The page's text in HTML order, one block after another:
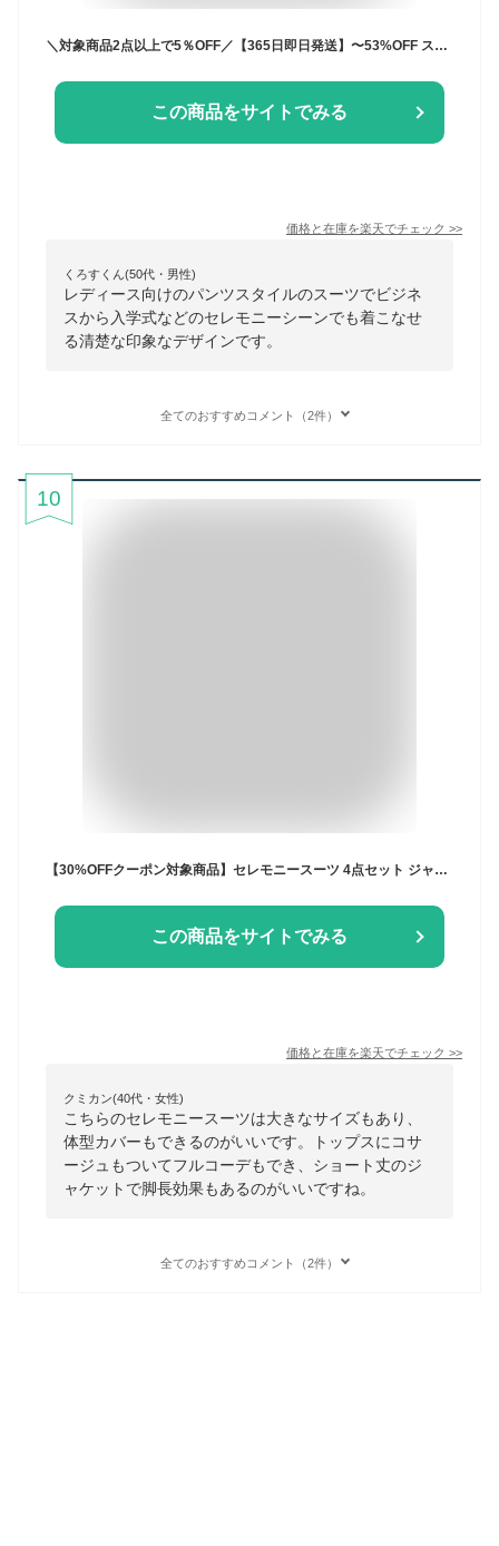
＼対象商品2点以上で5％OFF／【365日即日発送】〜53%OFF スーツ レディース ビジネス セットアップ 洗える パンツスーツ ロングジャケット 春夏秋冬対応 ストレッチ 大きいサイズ 30代 40代 50代 通勤 面接 セレモニー オフィス 試着チケット対象
この商品をサイトでみる
価格と在庫を楽天でチェック >>
くろすくん(50代・男性)
レディース向けのパンツスタイルのスーツでビジネ
スから入学式などのセレモニーシーンでも着こなせ
る清楚な印象なデザインです。
全てのおすすめコメント（2件）
10
【30%OFFクーポン対象商品】セレモニースーツ 4点セット ジャケット トップス パンツ ママスーツ フォーマルスーツ パンツスーツ レディース ミセス 入学式 卒業式 七五三 50代 40代 30代 結婚式 親族 母親 服装 女性 大きいサイズ 体型カバー 即日発送 プレゼント ギフト
この商品をサイトでみる
価格と在庫を楽天でチェック >>
クミカン(40代・女性)
こちらのセレモニースーツは大きなサイズもあり、
体型カバーもできるのがいいです。トップスにコサ
ージュもついてフルコーデもでき、ショート丈のジ
ャケットで脚長効果もあるのがいいですね。
全てのおすすめコメント（2件）